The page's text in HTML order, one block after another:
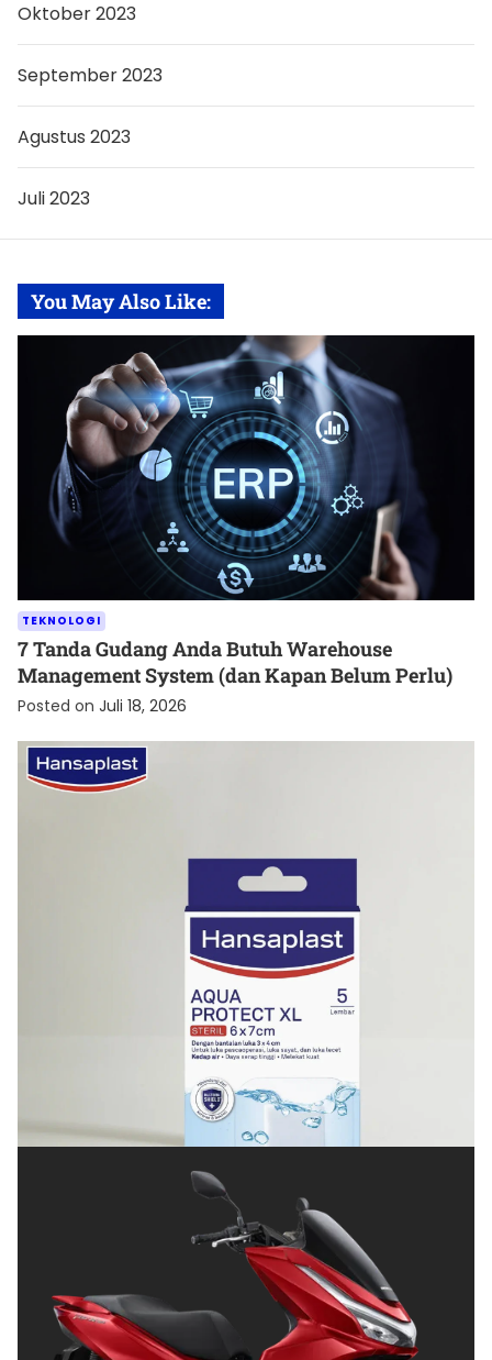
Oktober 2023
September 2023
Agustus 2023
Juli 2023
You May Also Like:
TEKNOLOGI
7 Tanda Gudang Anda Butuh Warehouse
Management System (dan Kapan Belum Perlu)
Posted on Juli 18, 2026
Cara Menjaga Luka agar Cepat Kering dan Tetap